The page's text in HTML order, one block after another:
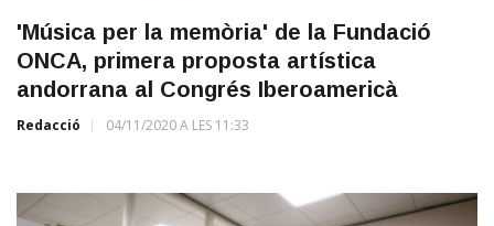
'Música per la memòria' de la Fundació
ONCA, primera proposta artística
andorrana al Congrés Iberoamericà
Redacció 04/11/2020 A LES 11:33